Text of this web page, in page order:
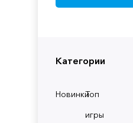
Категории
НовинкиТоп
игры